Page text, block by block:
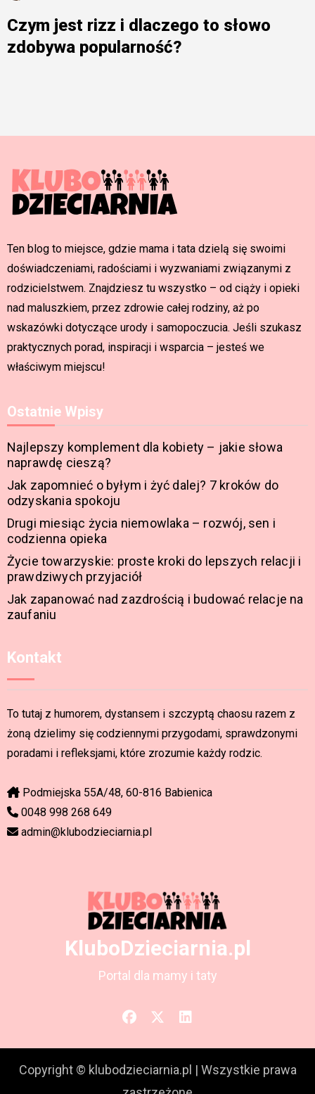
Czym jest rizz i dlaczego to słowo
zdobywa popularność?
Ten blog to miejsce, gdzie mama i tata dzielą się swoimi
doświadczeniami, radościami i wyzwaniami związanymi z
rodzicielstwem. Znajdziesz tu wszystko – od ciąży i opieki
nad maluszkiem, przez zdrowie całej rodziny, aż po
wskazówki dotyczące urody i samopoczucia. Jeśli szukasz
praktycznych porad, inspiracji i wsparcia – jesteś we
właściwym miejscu!
Ostatnie Wpisy
Najlepszy komplement dla kobiety – jakie słowa
naprawdę cieszą?
Jak zapomnieć o byłym i żyć dalej? 7 kroków do
odzyskania spokoju
Drugi miesiąc życia niemowlaka – rozwój, sen i
codzienna opieka
Życie towarzyskie: proste kroki do lepszych relacji i
prawdziwych przyjaciół
Jak zapanować nad zazdrością i budować relacje na
zaufaniu
Kontakt
To tutaj z humorem, dystansem i szczyptą chaosu razem z
żoną dzielimy się codziennymi przygodami, sprawdzonymi
poradami i refleksjami, które zrozumie każdy rodzic.
Podmiejska 55A/48, 60-816 Babienica
0048 998 268 649
admin@klubodzieciarnia.pl
KluboDzieciarnia.pl
Portal dla mamy i taty
Copyright © klubodzieciarnia.pl | Wszystkie prawa